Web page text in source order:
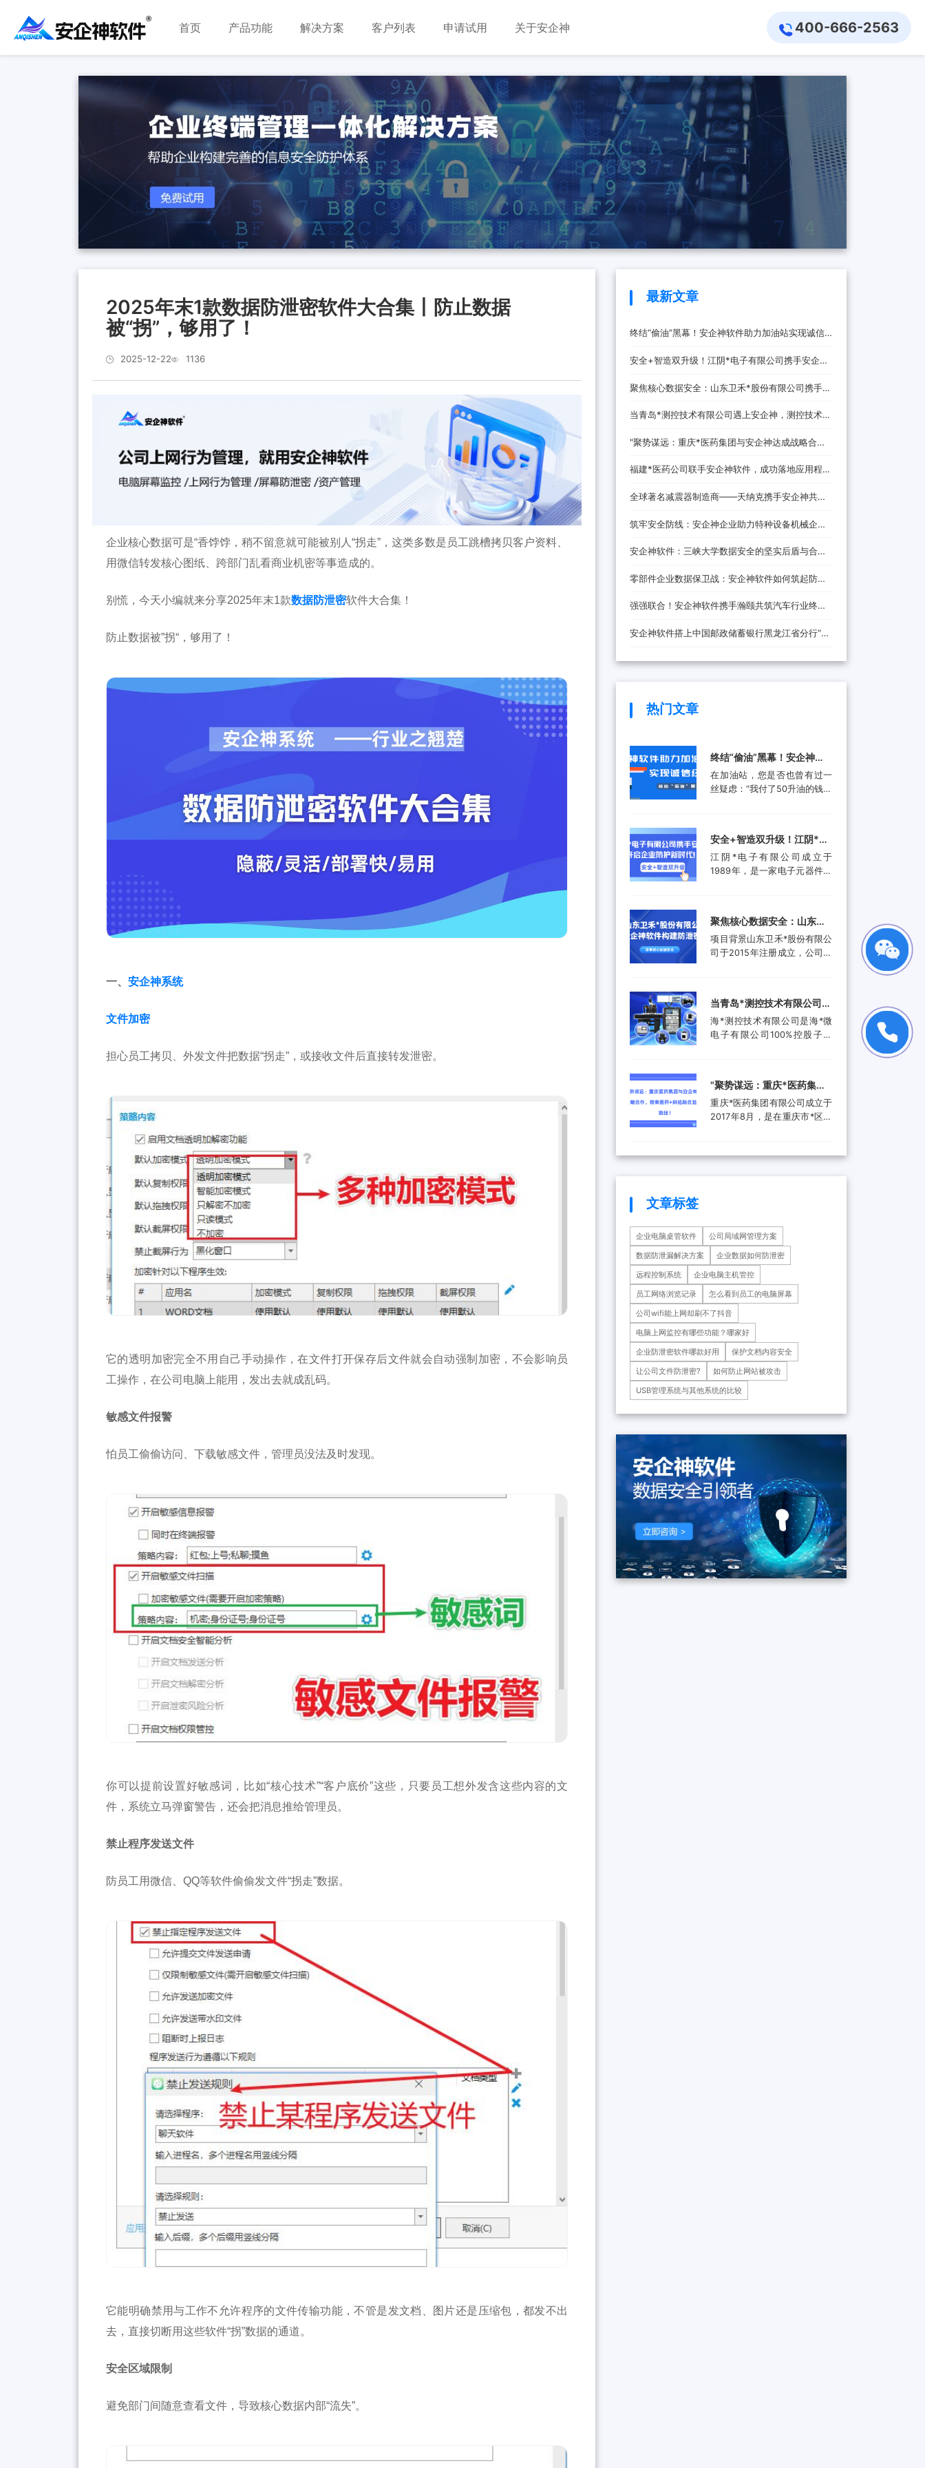
首页 产品功能 解决方案 客户列表 申请试用 关于安企神 400-666-2563
2025年末1款数据防泄密软件大合集丨防止数据
被“拐”，够用了！
2025-12-22 1136
企业核心数据可是“香饽饽，稍不留意就可能被别人“拐走”，这类多数是员工跳槽拷贝客户资料、
用微信转发核心图纸、跨部门乱看商业机密等事造成的。
别慌，今天小编就来分享2025年末1款数据防泄密软件大合集！
防止数据被”拐“，够用了！
一、安企神系统
文件加密
担心员工拷贝、外发文件把数据“拐走”，或接收文件后直接转发泄密。
它的透明加密完全不用自己手动操作，在文件打开保存后文件就会自动强制加密，不会影响员
工操作，在公司电脑上能用，发出去就成乱码。
敏感文件报警
怕员工偷偷访问、下载敏感文件，管理员没法及时发现。
你可以提前设置好敏感词，比如“核心技术”“客户底价”这些，只要员工想外发含这些内容的文
件，系统立马弹窗警告，还会把消息推给管理员。
禁止程序发送文件
防员工用微信、QQ等软件偷偷发文件“拐走”数据。
它能明确禁用与工作不允许程序的文件传输功能，不管是发文档、图片还是压缩包，都发不出
去，直接切断用这些软件“拐”数据的通道。
安全区域限制
避免部门间随意查看文件，导致核心数据内部“流失”。
最新文章
终结“偷油”黑幕！安企神软件助力加油站实现诚信
经营，挽回消费者信任
安全+智造双升级！江阴*电子有限公司携手安企神
开启企业防护新时代！
聚焦核心数据安全：山东卫禾*股份有限公司携手安
企神软件构建防泄密屏障！
当青岛*测控技术有限公司遇上安企神，测控技术数
据安全将迎来哪些新变化？
‌"聚势谋远：重庆*医药集团与安企神达成战略合
作，探索医药+科技融合发展新路径！
福建*医药公司联手安企神软件，成功落地应用程
序、网站黑名单设置与USB管控方案！
全球著名减震器制造商——天纳克携手安企神共筑
安全制造新防线
筑牢安全防线：安企神企业助力特种设备机械企业
数据防泄密解决方案
安企神软件：三峡大学数据安全的坚实后盾与合作
伙伴
零部件企业数据保卫战：安企神软件如何筑起防泄
密铜墙铁壁
强强联合！安企神软件携手瀚颐共筑汽车行业终端
安全防线
安企神软件搭上中国邮政储蓄银行黑龙江省分行“快
车”，将带来哪些改变？
热门文章
终结“偷油”黑幕！安企神软
件助力加油站实现诚信经
营，挽回消费者信任
在加油站，您是否也曾有过一
丝疑虑：“我付了50升油的钱，
件等高科技手段偷油偷税的行
为屡被曝光，不仅让消费者蒙
受经济损失，更严重侵蚀了行
工作人员就选择引入了安企...
安全+智造双升级！江阴*电
子有限公司携手安企神开启
企业防护新时代！
江阴*电子有限公司成立于
1989年，是一家电子元器件集
品。还进入了汽车电子行业、
航空航天行业、工业控制行
业、医疗器械行业和消费电子
增加，现已成功转型为一家提
供完整解...
聚焦核心数据安全：山东卫
禾*股份有限公司携手安企神
软件构建防泄密屏障！
项目背景山东卫禾*股份有限公
司于2015年注册成立，公司拥
备。运用UGNX7.5、
MASTA5.4等研发软件进行研
发，具有强大的技术研发能
设，打造创新型企业...
当青岛*测控技术有限公司遇
上安企神，测控技术数据安
全将迎来哪些新变化？
海*测控技术有限公司是海*微
电子有限公司100%控股子公
集成电路可靠性验证及测试分
析领域打造国内一流集成电路
检测、分析、设计开发及技术
和高端设备集成电路可靠性验
‌"聚势谋远：重庆*医药集团
与安企神达成战略合作，探
索医药+科技融合发展新路
重庆*医药集团有限公司成立于
2017年8月，是在重庆市*区医
业。是重庆*经济技术开发（集
下辖重庆*制药有限公司、*医
药科技重庆有限公司、重庆*肿
瘤医院等十余家子公司...
文章标签
企业电脑桌管软件
公司局域网管理方案
数据防泄漏解决方案
企业数据如何防泄密
远程控制系统
企业电脑主机管控
员工网络浏览记录
怎么看到员工的电脑屏幕
公司wifi能上网却刷不了抖音
电脑上网监控有哪些功能？哪家好
企业防泄密软件哪款好用
保护文档内容安全
让公司文件防泄密?
如何防止网站被攻击
USB管理系统与其他系统的比较